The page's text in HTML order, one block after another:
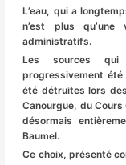
L’eau, qui a
n’est plus qu’une
administratifs.
Les sources qui
progressivement été
été détruites lors
Canourgue, du
désormais
Baumel.
Ce choix, présenté